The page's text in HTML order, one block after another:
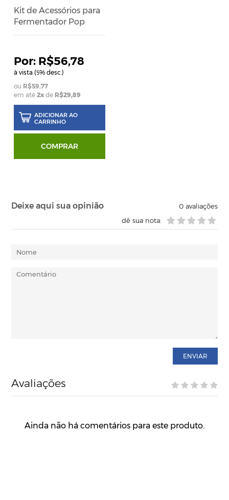
Kit de Acessórios para
Fermentador Pop
R$56,78
à vista (5% desc.)
R$59,77
em até2x de R$29,89
ADICIONAR AO
CARRINHO
COMPRAR
Deixe aqui sua opinião 0avaliações
dê sua nota:
ENVIAR
Avaliações
Ainda não há comentários para este produto.